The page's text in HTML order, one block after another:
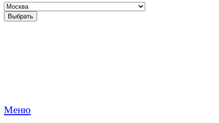
Выбрать
Меню